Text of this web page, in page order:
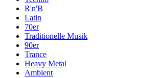
R'n'B
Latin
70er
Traditionelle Musik
90er
Trance
Heavy Metal
Ambient